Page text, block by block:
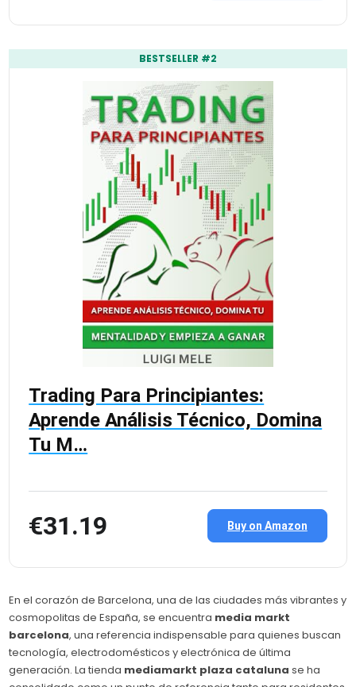
BESTSELLER #2
Trading Para Principiantes:
Aprende Análisis Técnico, Domina
Tu M…
€31.19 Buy on Amazon
En el corazón de Barcelona, una de las ciudades más vibrantes y
cosmopolitas de España, se encuentra media markt
barcelona, una referencia indispensable para quienes buscan
tecnología, electrodomésticos y electrónica de última
generación. La tienda mediamarkt plaza cataluna se ha